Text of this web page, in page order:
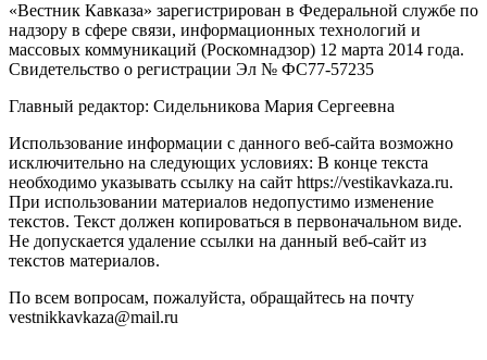
«Вестник Кавказа» зарегистрирован в Федеральной службе по
надзору в сфере связи, информационных технологий и
массовых коммуникаций (Роскомнадзор) 12 марта 2014 года.
Свидетельство о регистрации Эл № ФС77-57235
Главный редактор: Сидельникова Мария Сергеевна
Использование информации с данного веб-сайта возможно
исключительно на следующих условиях: В конце текста
необходимо указывать ссылку на сайт https://vestikavkaza.ru.
При использовании материалов недопустимо изменение
текстов. Текст должен копироваться в первоначальном виде.
Не допускается удаление ссылки на данный веб-сайт из
текстов материалов.
По всем вопросам, пожалуйста, обращайтесь на почту
vestnikkavkaza@mail.ru